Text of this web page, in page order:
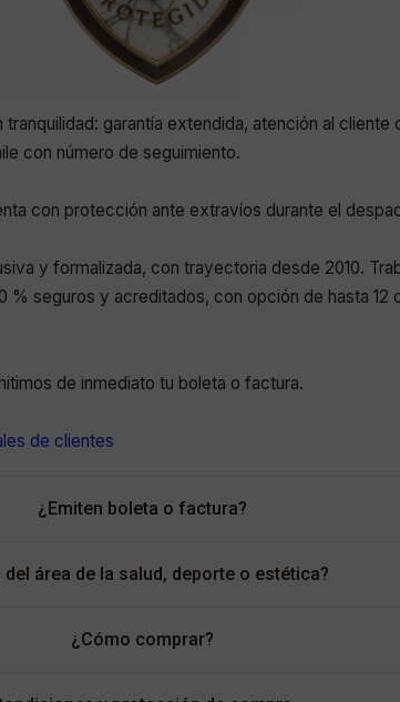
tranquilidad: garantía extendida, atención al cliente
con número de seguimiento.
con protección ante extravíos durante el
y formalizada, con trayectoria desde 2010.
% seguros y acreditados, con opción de hasta 12
de inmediato tu boleta o factura.
de clientes
¿Emiten boleta o factura?
del área de la salud, deporte o estética?
¿Cómo comprar?